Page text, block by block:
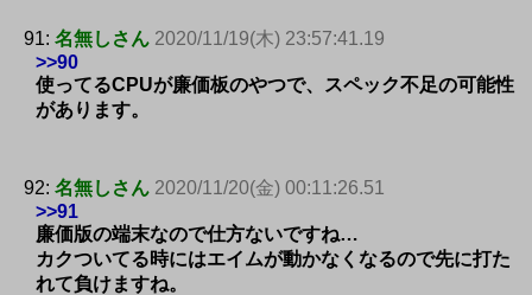
91: 名無しさん 2020/11/19(木) 23:57:41.19
>>90
使ってるCPUが廉価板のやつで、スペック不足の可能性
があります。
92: 名無しさん 2020/11/20(金) 00:11:26.51
>>91
廉価版の端末なので仕方ないですね…
カクついてる時にはエイムが動かなくなるので先に打た
れて負けますね。